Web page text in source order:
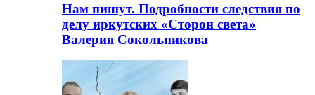
Нам пишут. Подробности следствия по
делу иркутских «Сторон света»
Валерия Сокольникова